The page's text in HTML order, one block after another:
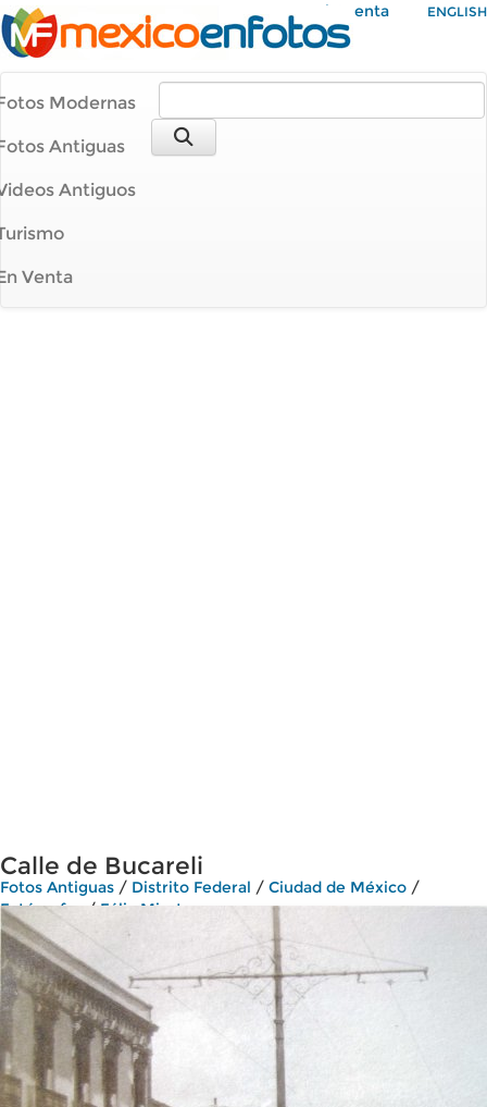
Mi Cuenta ENGLISH
Modernas
Antiguas
Antiguos
Venta
Calle de Bucareli
Fotos Antiguas / Distrito Federal / Ciudad de México /
Fotógrafos/Félix Miret